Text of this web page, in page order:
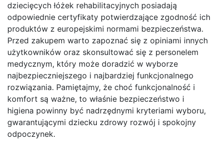
dziecięcych łóżek rehabilitacyjnych posiadają
odpowiednie certyfikaty potwierdzające zgodność ich
produktów z europejskimi normami bezpieczeństwa.
Przed zakupem warto zapoznać się z opiniami innych
użytkowników oraz skonsultować się z personelem
medycznym, który może doradzić w wyborze
najbezpieczniejszego i najbardziej funkcjonalnego
rozwiązania. Pamiętajmy, że choć funkcjonalność i
komfort są ważne, to właśnie bezpieczeństwo i
higiena powinny być nadrzędnymi kryteriami wyboru,
gwarantującymi dziecku zdrowy rozwój i spokojny
odpoczynek.